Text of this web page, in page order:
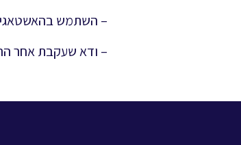
– השתמש
– ודא שעקבת אחר